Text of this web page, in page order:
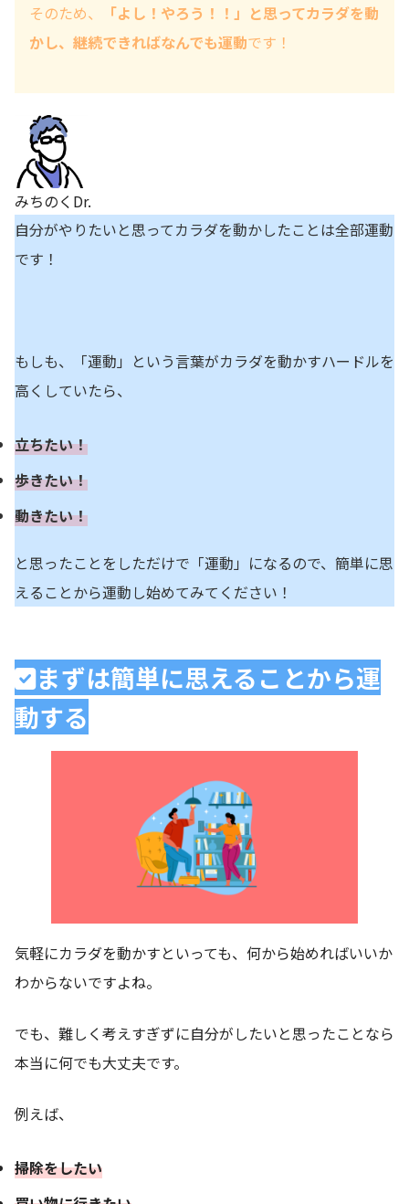
そのため、
「よし！やろう！！」と思ってカラダを動
かし、継続できればなんでも運動です！
みちのくDr.
自分がやりたいと思ってカラダを動かしたことは全部運動
です！
もしも、「運動」という言葉がカラダを動かすハードルを
高くしていたら、
立ちたい！
歩きたい！
動きたい！
と思ったことをしただけで「運動」になるので、簡単に思
えることから運動し始めてみてください！
まずは簡単に思えることから運
動する
気軽にカラダを動かすといっても、何から始めればいいか
わからないですよね。
でも、難しく考えすぎずに自分がしたいと思ったことなら
本当に何でも大丈夫です。
例えば、
掃除をしたい